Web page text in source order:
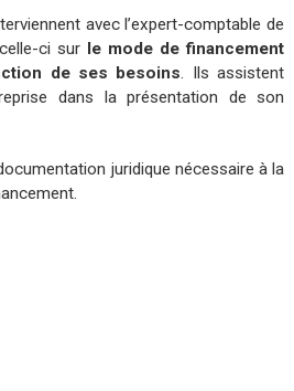
avec l’expert-comptable de
ci sur le mode de financement
de ses besoins. Ils assistent
dans la présentation de son
juridique nécessaire à la